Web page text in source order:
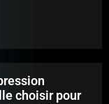
choisir pour